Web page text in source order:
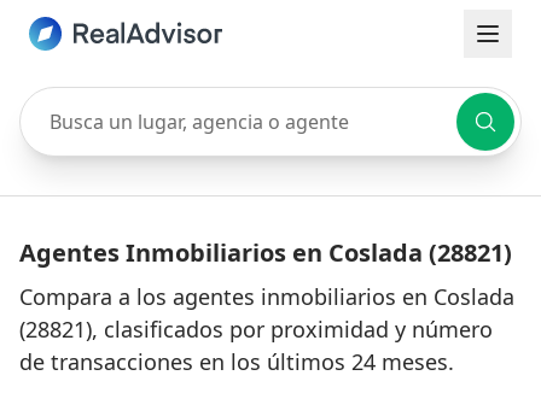
Busca un lugar, agencia o agente
Agentes Inmobiliarios en Coslada (28821)
Compara a los agentes inmobiliarios en Coslada
(28821), clasificados por proximidad y número
de transacciones en los últimos 24 meses.